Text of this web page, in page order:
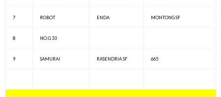
7 ROBOT ENDA MONTONG SF
8 NO.G 33
9 SAMURAI RASENDRIA SF 665